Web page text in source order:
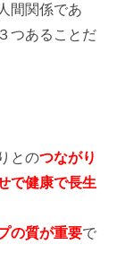
間関係であ
つあることだ
とのつながり
で健康で長生
の質が重要で